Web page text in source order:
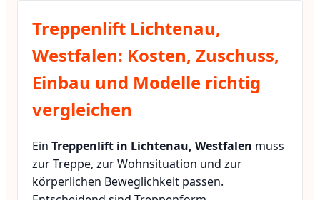
Treppenlift Lichtenau,
Westfalen: Kosten, Zuschuss,
Einbau und Modelle richtig
vergleichen
Ein Treppenlift in Lichtenau, Westfalen muss
zur Treppe, zur Wohnsituation und zur
körperlichen Beweglichkeit passen.